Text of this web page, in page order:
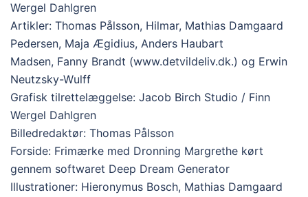
Wergel Dahlgren
Artikler: Thomas Pålsson, Hilmar, Mathias Damgaard
Pedersen, Maja Ægidius, Anders Haubart
Madsen, Fanny Brandt (www.detvildeliv.dk.) og Erwin
Neutzsky-Wulff
Grafisk tilrettelæggelse: Jacob Birch Studio / Finn
Wergel Dahlgren
Billedredaktør: Thomas Pålsson
Forside: Frimærke med Dronning Margrethe kørt
gennem softwaret Deep Dream Generator
Illustrationer: Hieronymus Bosch, Mathias Damgaard